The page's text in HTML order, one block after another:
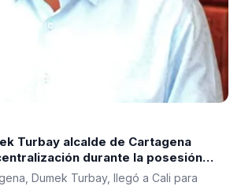
Turbay alcalde de Cartagena
durante la posesión
Dumek Turbay, llegó a Cali para